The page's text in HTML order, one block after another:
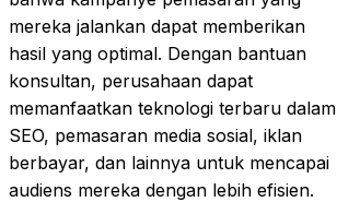
mereka jalankan dapat memberikan
hasil yang optimal. Dengan bantuan
konsultan, perusahaan dapat
memanfaatkan teknologi terbaru dalam
SEO, pemasaran media sosial, iklan
berbayar, dan lainnya untuk mencapai
audiens mereka dengan lebih efisien.